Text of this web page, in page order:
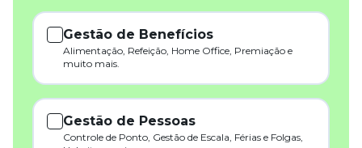
Gestão de Benefícios
Alimentação, Refeição, Home Office, Premiação e
muito mais.
Gestão de Pessoas
Controle de Ponto, Gestão de Escala, Férias e Folgas,